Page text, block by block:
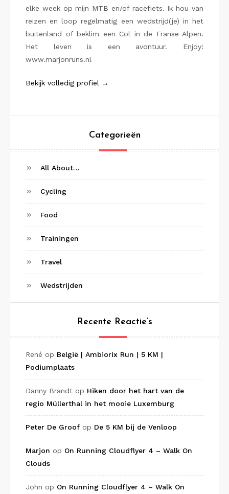
elke week op mijn MTB en/of racefiets. Ik hou van
reizen en loop regelmatig een wedstrijd(je) in het
buitenland of beklim een Col in de Franse Alpen.
Het leven is een avontuur. Enjoy!
www.marjonruns.nl
Bekijk volledig profiel →
Categorieën
All About…
Cycling
Food
Trainingen
Travel
Wedstrijden
Recente Reactie’s
René op België | Ambiorix Run | 5 KM |
Podiumplaats
Danny Brandt op Hiken door het hart van de
regio Müllerthal in het mooie Luxemburg
Peter De Groof op De 5 KM bij de Venloop
Marjon op On Running Cloudflyer 4 – Walk On
Clouds
John op On Running Cloudflyer 4 – Walk On